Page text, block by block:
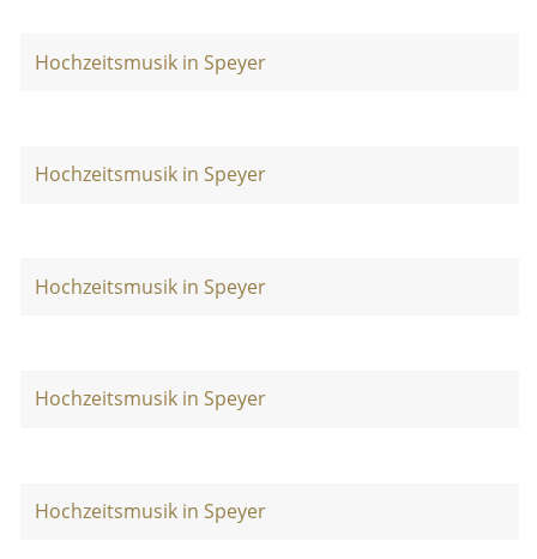
Hochzeitsmusik in Speyer
Hochzeitsmusik in Speyer
Hochzeitsmusik in Speyer
Hochzeitsmusik in Speyer
Hochzeitsmusik in Speyer